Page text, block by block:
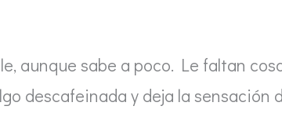
aunque sabe a poco. Le faltan
descafeinada y deja la sensación